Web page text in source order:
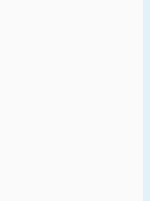
an Natur,
Ein
erreichbar
auf und
sind
Das
entfernt,
und